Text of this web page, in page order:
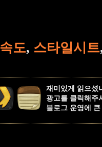
속도, 스타일시트
재미있게 읽으셨
광고를 클릭해주
블로그 운영에